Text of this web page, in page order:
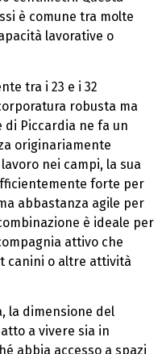
è comune tra molte
lavorative o
tra i 23 e i 32
robusta ma
di Piccardia ne fa un
originariamente
nei campi, la sua
forte per
abbastanza agile per
è ideale per
attivo che
canini o altre attività
la dimensione del
a vivere sia in
abbia accesso a spazi